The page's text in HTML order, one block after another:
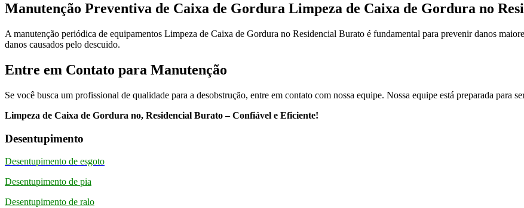
Manutenção Preventiva de Caixa de Gordura Limpeza de Caixa de Gordura no
A manutenção periódica de equipamentos Limpeza de Caixa de Gordura no Residencial Burato é fundamental para prevenir danos
danos causados pelo descuido.
Entre em Contato para Manutenção
Se você busca um profissional de qualidade para a desobstrução, entre em contato com nossa equipe. Nossa equipe está preparada para
Limpeza de Caixa de Gordura no, Residencial Burato – Confiável e Eficiente!
Desentupimento
Desentupimento de esgoto
Desentupimento de pia
Desentupimento de ralo